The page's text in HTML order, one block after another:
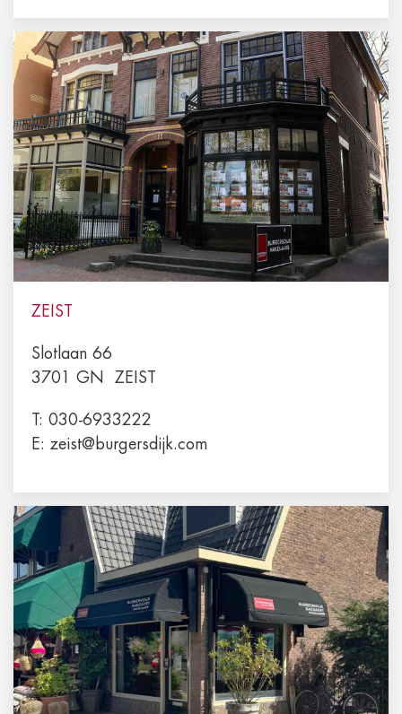
ZEIST
Slotlaan 66
3701 GN
ZEIST
T: 030-6933222
E: zeist@burgersdijk.com